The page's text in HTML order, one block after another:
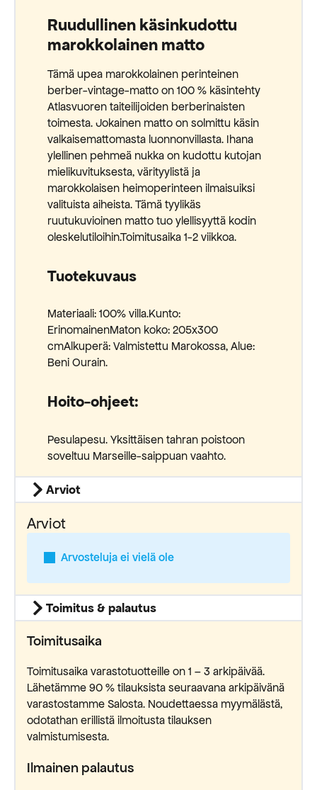
Ruudullinen käsinkudottu
marokkolainen matto
Tämä upea marokkolainen perinteinen
berber-vintage-matto on 100 % käsintehty
Atlasvuoren taiteilijoiden berberinaisten
toimesta. Jokainen matto on solmittu käsin
valkaisemattomasta luonnonvillasta. Ihana
ylellinen pehmeä nukka on kudottu kutojan
mielikuvituksesta, värityylistä ja
marokkolaisen heimoperinteen ilmaisuiksi
valituista aiheista. Tämä tyylikäs
ruutukuvioinen matto tuo ylellisyyttä kodin
oleskelutiloihin.Toimitusaika 1-2 viikkoa.
Tuotekuvaus
Materiaali: 100% villa.Kunto:
ErinomainenMaton koko: 205x300
cmAlkuperä: Valmistettu Marokossa, Alue:
Beni Ourain.
Hoito-ohjeet:
Pesulapesu. Yksittäisen tahran poistoon
soveltuu Marseille-saippuan vaahto.
Arviot
Arviot
Arvosteluja ei vielä ole
Toimitus & palautus
Toimitusaika
Toimitusaika varastotuotteille on 1 – 3 arkipäivää.
Lähetämme 90 % tilauksista seuraavana arkipäivänä
varastostamme Salosta. Noudettaessa myymälästä,
odotathan erillistä ilmoitusta tilauksen
valmistumisesta.
Ilmainen palautus